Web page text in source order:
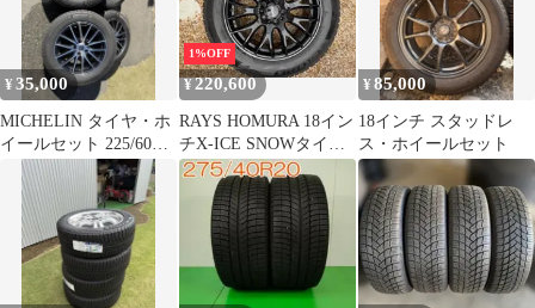
¥35,000
MICHELIN タイヤ・ホ
イールセット 225/60
R17 アルファード後期
1%OFF
¥220,600
RAYS HOMURA 18イン
チX-ICE SNOWタイヤ
ホイール4本セット
¥85,000
18インチ スタッドレ
ス・ホイールセット